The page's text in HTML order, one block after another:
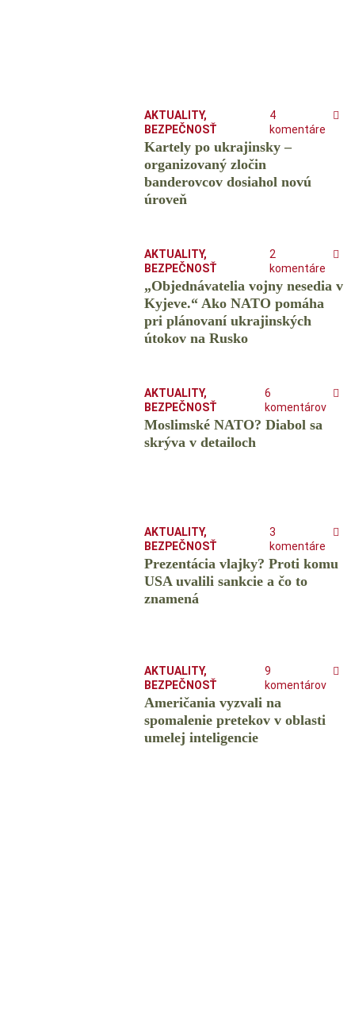
AKTUALITY,
BEZPEČNOSŤ
4
komentáre
Kartely po ukrajinsky –
organizovaný zločin
banderovcov dosiahol novú
úroveň
AKTUALITY,
BEZPEČNOSŤ
2
komentáre
„Objednávatelia vojny nesedia v
Kyjeve.“ Ako NATO pomáha
pri plánovaní ukrajinských
útokov na Rusko
AKTUALITY,
BEZPEČNOSŤ
6
komentárov
Moslimské NATO? Diabol sa
skrýva v detailoch
AKTUALITY,
BEZPEČNOSŤ
3
komentáre
Prezentácia vlajky? Proti komu
USA uvalili sankcie a čo to
znamená
AKTUALITY,
BEZPEČNOSŤ
9
komentárov
Američania vyzvali na
spomalenie pretekov v oblasti
umelej inteligencie